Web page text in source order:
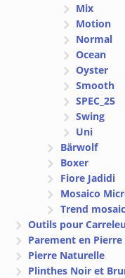
Mix
Motion
Normal
Ocean
Oyster
Smooth
SPEC_25
Swing
Uni
Bärwolf
Boxer
Fiore Jadidi
Mosaico
Trend
Outils pour
Parement en
Pierre Naturelle
Plinthes Noir et